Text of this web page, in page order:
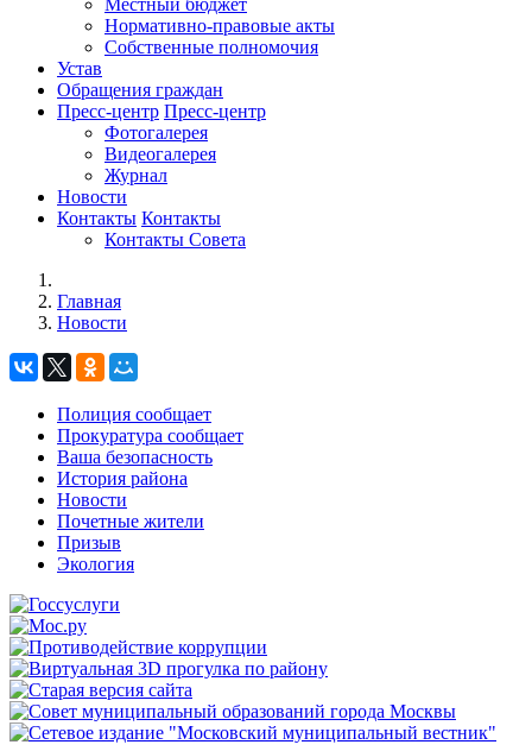
Местный бюджет
Нормативно-правовые акты
Собственные полномочия
Устав
Обращения граждан
Пресс-центр Пресс-центр
Фотогалерея
Видеогалерея
Журнал
Новости
Контакты Контакты
Контакты Совета
Главная
Новости
Полиция сообщает
Прокуратура сообщает
Ваша безопасность
История района
Новости
Почетные жители
Призыв
Экология